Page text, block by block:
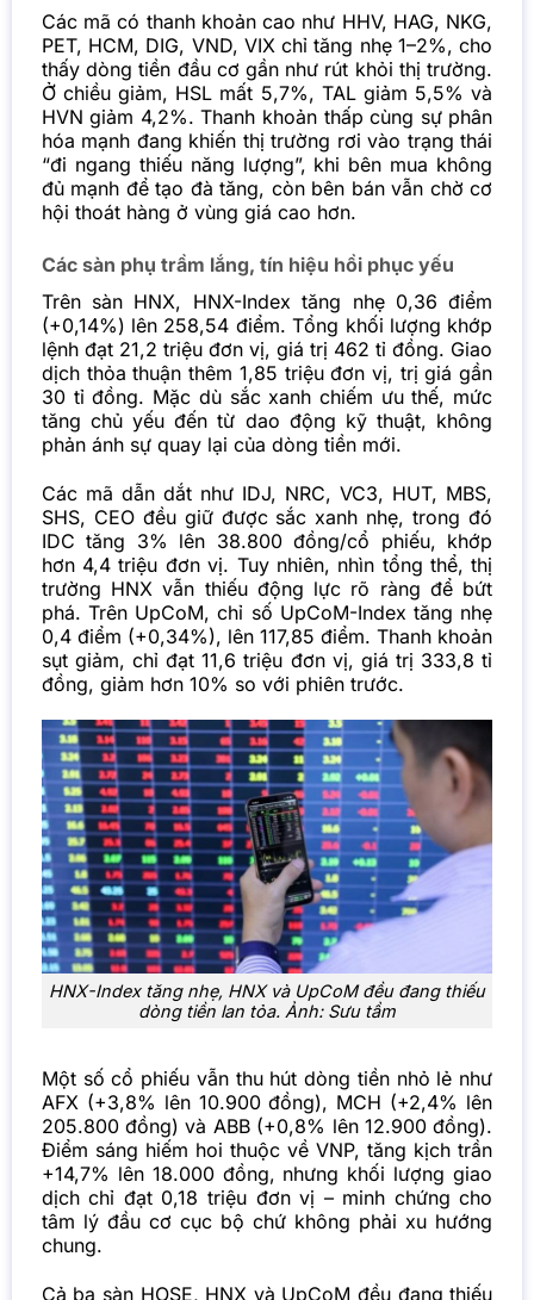
Các mã có thanh khoản cao như HHV, HAG, NKG,
PET, HCM, DIG, VND, VIX chỉ tăng nhẹ 1–2%, cho
thấy dòng tiền đầu cơ gần như rút khỏi thị trường.
Ở chiều giảm, HSL mất 5,7%, TAL giảm 5,5% và
HVN giảm 4,2%.Thanh khoản thấp cùng sự phân
hóa mạnh đang khiến thị trường rơi vào trạng thái
“đi ngang thiếu năng lượng”, khi bên mua không
đủ mạnh để tạo đà tăng, còn bên bán vẫn chờ cơ
hội thoát hàng ở vùng giá cao hơn.
Các sàn phụ trầm lắng, tín hiệu hồi phục yếu
Trên sàn HNX, HNX-Index tăng nhẹ 0,36 điểm
(+0,14%) lên 258,54 điểm. Tổng khối lượng khớp
lệnh đạt 21,2 triệu đơn vị, giá trị 462 tỉ đồng. Giao
dịch thỏa thuận thêm 1,85 triệu đơn vị, trị giá gần
30 tỉ đồng. Mặc dù sắc xanh chiếm ưu thế, mức
tăng chủ yếu đến từ dao động kỹ thuật, không
phản ánh sự quay lại của dòng tiền mới.
Các mã dẫn dắt như IDJ, NRC, VC3, HUT, MBS,
SHS, CEO đều giữ được sắc xanh nhẹ, trong đó
IDC tăng 3% lên 38.800 đồng/cổ phiếu, khớp
hơn 4,4 triệu đơn vị. Tuy nhiên, nhìn tổng thể, thị
trường HNX vẫn thiếu động lực rõ ràng để bứt
phá. Trên UpCoM, chỉ số UpCoM-Index tăng nhẹ
0,4 điểm (+0,34%), lên 117,85 điểm. Thanh khoản
sụt giảm, chỉ đạt 11,6 triệu đơn vị, giá trị 333,8 tỉ
đồng, giảm hơn 10% so với phiên trước.
HNX-Index tăng nhẹ, HNX và UpCoM đều đang thiếu
dòng tiền lan tỏa. Ảnh: Sưu tầm
Một số cổ phiếu vẫn thu hút dòng tiền nhỏ lẻ như
AFX (+3,8% lên 10.900 đồng), MCH (+2,4% lên
205.800 đồng) và ABB (+0,8% lên 12.900 đồng).
Điểm sáng hiếm hoi thuộc về VNP, tăng kịch trần
+14,7% lên 18.000 đồng, nhưng khối lượng giao
dịch chỉ đạt 0,18 triệu đơn vị – minh chứng cho
tâm lý đầu cơ cục bộ chứ không phải xu hướng
chung.
Cả ba sàn HOSE, HNX và UpCoM đều đang thiếu